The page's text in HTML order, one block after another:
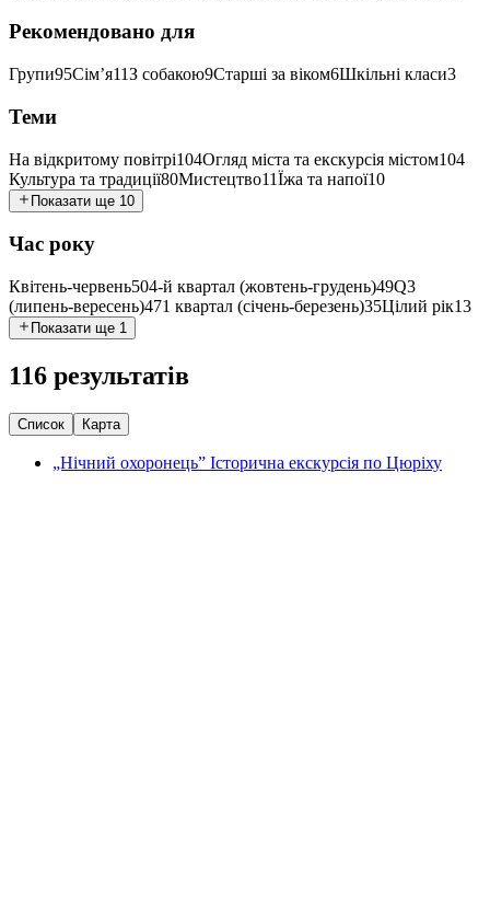
Рекомендовано для
Групи95Сім’я11З собакою9Старші за віком6Шкільні класи3
Теми
На відкритому повітрі104Огляд міста та екскурсія містом104
Культура та традиції80Мистецтво11Їжа та напої10
Показати ще 10
Час року
Квітень-червень504-й квартал (жовтень-грудень)49Q3
(липень-вересень)471 квартал (січень-березень)35Цілий рік13
Показати ще 1
116 результатів
Список Карта
„Нічний охоронець” Історична екскурсія по Цюріху